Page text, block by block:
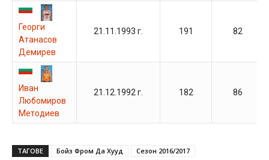
Георги
Атанасов
Демирев
21.11.1993 г. 191 82
Иван
Любомиров
Методиев
21.12.1992 г. 182 86
ТАГОВЕ Бойз Фром Да Хууд Сезон 2016/2017